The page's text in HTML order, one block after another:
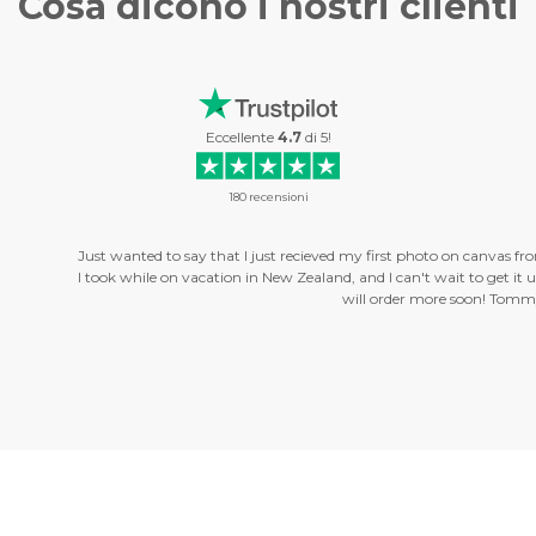
Eccellente 4.7 di 5!
180 recensioni
say that I just recieved my first photo on canvas from you guys. . . and I love
vacation in New Zealand, and I can't wait to get it up on my wall :) So, thank
will order more soon! Tommy. . .